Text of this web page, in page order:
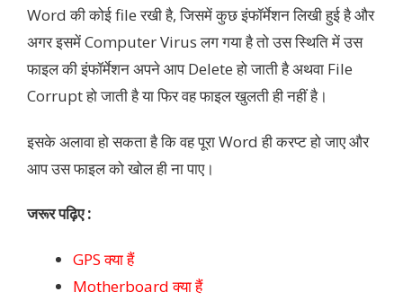
Word की कोई file रखी है, जिसमें कुछ इंफॉर्मेशन लिखी हुई है और
अगर इसमें Computer Virus लग गया है तो उस स्थिति में उस
फाइल की इंफॉर्मेशन अपने आप Delete हो जाती है अथवा File
Corrupt हो जाती है या फिर वह फाइल खुलती ही नहीं है।
इसके अलावा हो सकता है कि वह पूरा Word ही करप्ट हो जाए और
आप उस फाइल को खोल ही ना पाए।
जरूर पढ़िए :
GPS क्या हैं
Motherboard क्या हैं